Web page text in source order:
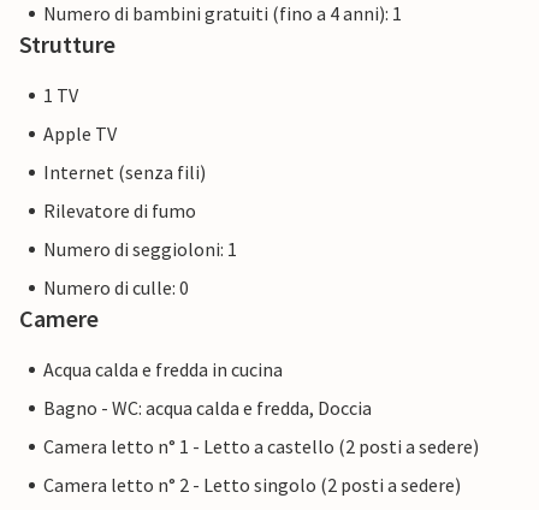
Numero di bambini gratuiti (fino a 4 anni): 1
Strutture
1 TV
Apple TV
Internet (senza fili)
Rilevatore di fumo
Numero di seggioloni: 1
Numero di culle: 0
Camere
Acqua calda e fredda in cucina
Bagno - WC: acqua calda e fredda, Doccia
Camera letto n° 1 - Letto a castello (2 posti a sedere)
Camera letto n° 2 - Letto singolo (2 posti a sedere)